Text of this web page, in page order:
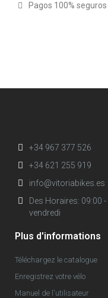
Pagos 100% seguros
+34 967 377 526
+34 621 255 919
info@vitoriabikes.es
Des Horaires: 09:00
vendredi
Plus d'informations
Téléchargez le catalogue
Enregistrez votre vélo
Manuel de l'utilisateur